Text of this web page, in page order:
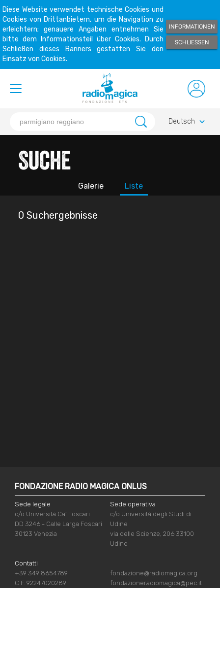
Diese Website verwendet technische Cookies und
Cookies von Drittanbietern, um die Navigation zu
erleichtern; genauere Angaben entnehmen Sie
bitte dem Informationsteil über Cookies. Durch
Schließen dieses Banners gestatten Sie den
Einsatz von Cookies.
INFORMATIONEN
SCHLIESSEN
Deutsch keyboard_arrow_down
Suche
Galerie Liste
0 Suchergebnisse
FONDAZIONE RADIO MAGICA ONLUS
Sede legale
c/o Università Ca' Foscari
DD 3246 - Calle Larga Foscari
30123 Venezia
Sede operativa
c/o Università degli Studi di
Udine
via delle Scienze, 206 33100
Udine
Contatti
+39 349 8654789
C.F. 92247020289
fondazione@radiomagica.org
fondazioneradiomagica@pec.it